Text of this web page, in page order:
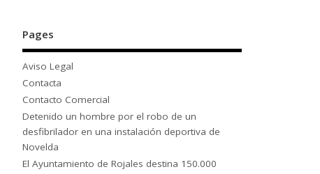
Pages
Aviso Legal
Contacta
Contacto Comercial
Detenido un hombre por el robo de un
desfibrilador en una instalación deportiva de
Novelda
El Ayuntamiento de Rojales destina 150.000